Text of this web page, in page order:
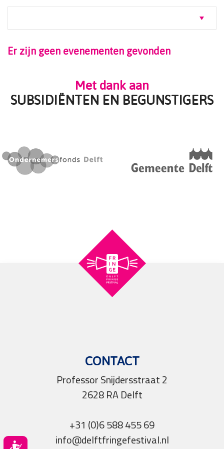
Er zijn geen evenementen gevonden
Met dank aan
SUBSIDIËNTEN EN BEGUNSTIGERS
CONTACT
Professor Snijdersstraat 2
2628 RA Delft
+31 (0)6 588 455 69
info@delftfringefestival.nl